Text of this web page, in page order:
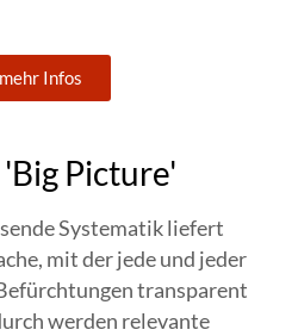
Infos
Picture'
Systematik liefert
mit der jede und jeder
transparent
werden relevante